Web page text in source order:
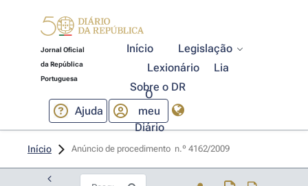
Jornal Oficial
da República
Portuguesa
Início
Legislação
Lexionário
Lia
Sobre o DR
Ajuda
O
meu
Diário
Início Anúncio de procedimento  n.º 4162/2009